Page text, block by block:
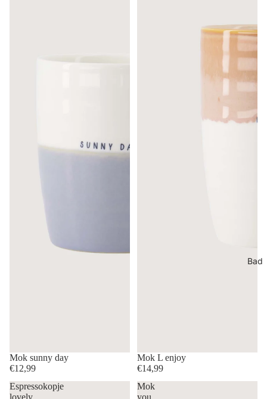
Bad
Mok sunny day
€12,99
Mok L enjoy
€14,99
Espressokopje
lovely
Mok
you